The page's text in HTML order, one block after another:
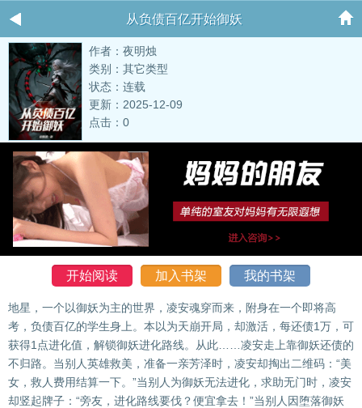
从负债百亿开始御妖
作者：夜明烛
类别：其它类型
状态：连载
更新：2025-12-09
点击：0
开始阅读 加入书架 我的书架
地星，一个以御妖为主的世界，凌安魂穿而来，附身在一个即将高
考，负债百亿的学生身上。本以为天崩开局，却激活，每还债1万，可
获得1点进化值，解锁御妖进化路线。从此……凌安走上靠御妖还债的
不归路。当别人英雄救美，准备一亲芳泽时，凌安却掏出二维码：“美
女，救人费用结算一下。”当别人为御妖无法进化，求助无门时，凌安
却竖起牌子：“旁友，进化路线要伐？便宜拿去！”当别人因堕落御妖